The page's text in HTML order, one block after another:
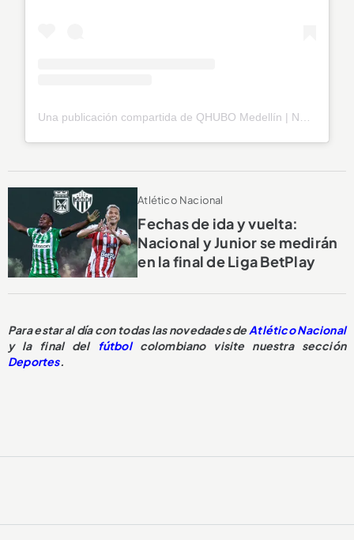
Una publicación compartida de QHUBO Medellín | Noticias (@qhubomedallo)
Atlético Nacional
Fechas de ida y vuelta:
Nacional y Junior se medirán
en la final de Liga BetPlay
Para estar al día con todas las novedades deAtlético Nacional
y la final del
fútbol colombiano visite nuestra sección
Deportes.